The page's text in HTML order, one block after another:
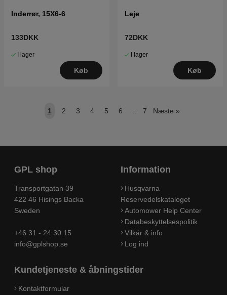
Inderrør, 15X6-6
133DKK
I lager
Køb
Leje
72DKK
I lager
Køb
1 2 3 4 5 6 7 Næste »
GPL shop
Transportgatan 39
422 46 Hisings Backa
Sweden
+46 31 - 24 30 15
info@gplshop.se
Information
Husqvarna
Reservedelskataloget
Automower Help Center
Databeskyttelsespolitik
Vilkår & info
Log ind
Kundetjeneste & åbningstider
Kontaktformular